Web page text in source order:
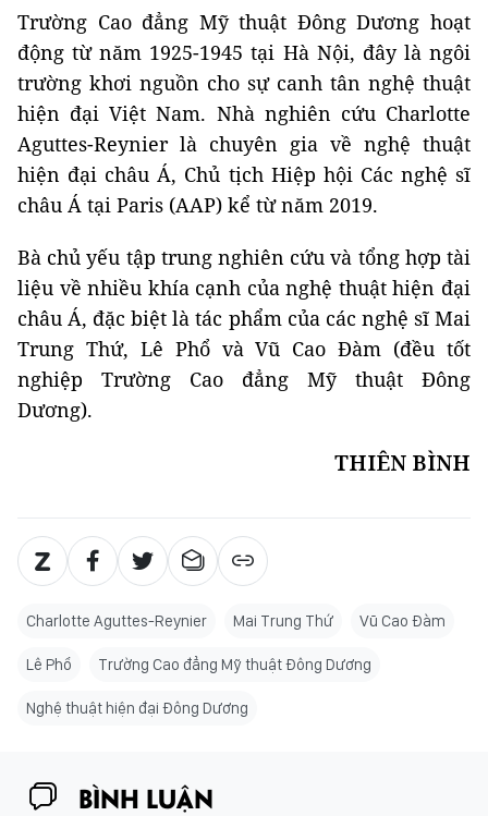
Trường Cao đẳng Mỹ thuật Đông Dương hoạt
động từ năm 1925-1945 tại Hà Nội, đây là ngôi
trường khơi nguồn cho sự canh tân nghệ thuật
hiện đại Việt Nam. Nhà nghiên cứu Charlotte
Aguttes-Reynier là chuyên gia về nghệ thuật
hiện đại châu Á, Chủ tịch Hiệp hội Các nghệ sĩ
châu Á tại Paris (AAP) kể từ năm 2019.
Bà chủ yếu tập trung nghiên cứu và tổng hợp tài
liệu về nhiều khía cạnh của nghệ thuật hiện đại
châu Á, đặc biệt là tác phẩm của các nghệ sĩ Mai
Trung Thứ, Lê Phổ và Vũ Cao Đàm (đều tốt
nghiệp Trường Cao đẳng Mỹ thuật Đông
Dương).
THIÊN BÌNH
Charlotte Aguttes-Reynier Mai Trung Thứ Vũ Cao Đàm
Lê Phổ Trường Cao đẳng Mỹ thuật Đông Dương
Nghệ thuật hiện đại Đông Dương
BÌNH LUẬN